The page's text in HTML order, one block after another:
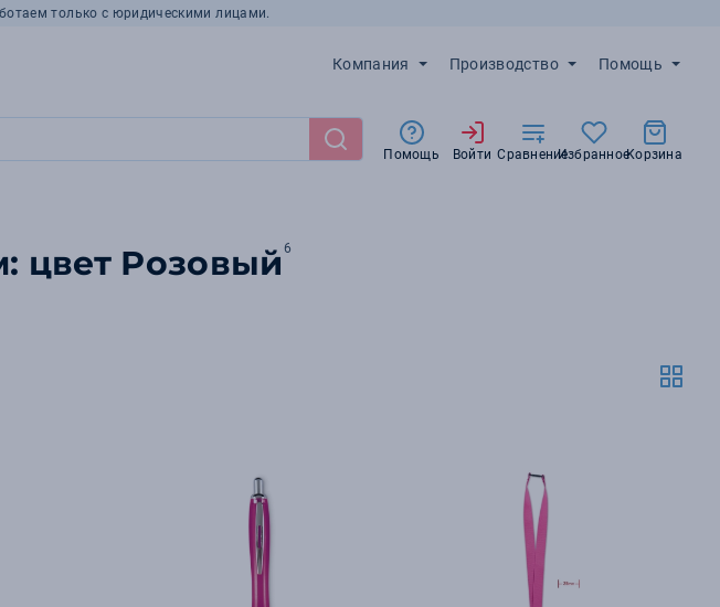
только с юридическими лицами.
Компания Производство Помощь
Помощь Войти СравнениеИзбранноеКорзина
цвет Розовый 6